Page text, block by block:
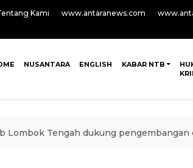
Kami www.antaranews.com
NUSANTARA ENGLISH KABAR NTB
Lombok Tengah dukung pengembangan